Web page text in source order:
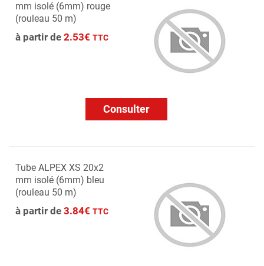
mm isolé (6mm) rouge
(rouleau 50 m)
à partir de 2.53€ TTC
Consulter
Tube ALPEX XS 20x2
mm isolé (6mm) bleu
(rouleau 50 m)
à partir de 3.84€ TTC